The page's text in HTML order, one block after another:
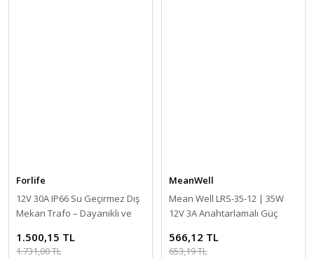
Forlife
12V 30A IP66 Su Geçirmez Dış
Mekan Trafo – Dayanıklı ve
1.500,15 TL
1.731,00 TL
MeanWell
Mean Well LRS-35-12 | 35W
12V 3A Anahtarlamalı Güç
566,12 TL
653,19 TL